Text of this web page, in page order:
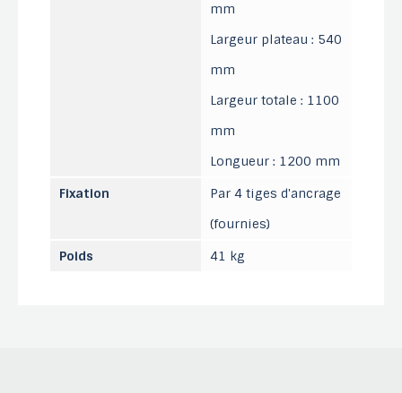
mm
Largeur plateau : 540
mm
Largeur totale : 1100
mm
Longueur : 1200 mm
Fixation
Par 4 tiges d'ancrage
(fournies)
Poids
41 kg